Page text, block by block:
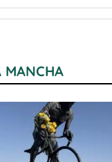
MANCHA